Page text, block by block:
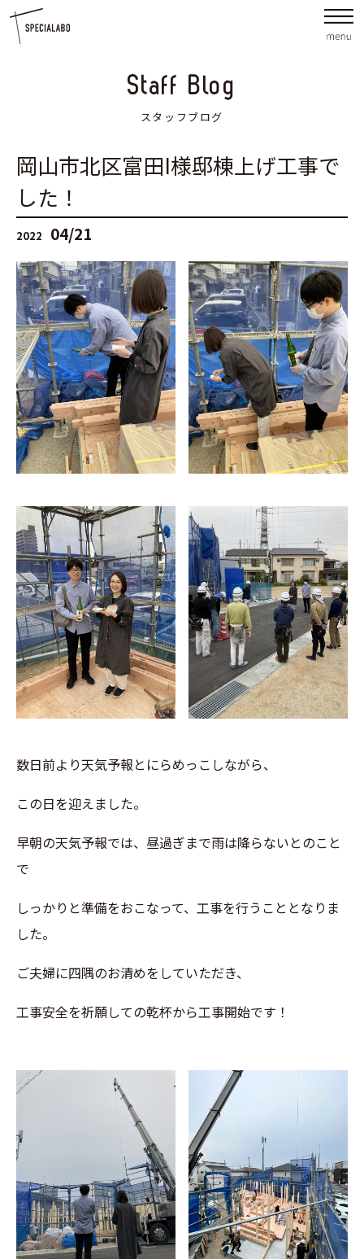
Staff Blog
スタッフブログ
岡山市北区富田I様邸棟上げ工事で
した！
2022 04/21
数日前より天気予報とにらめっこしながら、
この日を迎えました。
早朝の天気予報では、昼過ぎまで雨は降らないとのこと
で
しっかりと準備をおこなって、工事を行うこととなりま
した。
ご夫婦に四隅のお清めをしていただき、
工事安全を祈願しての乾杯から工事開始です！